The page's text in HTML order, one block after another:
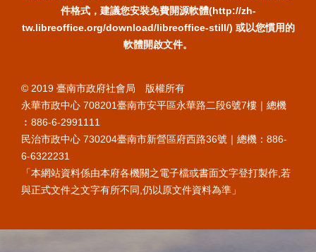
件格式，建議您安裝免費開源軟體(http://zh-
tw.libreoffice.org/download/libreoffice-still/) 或以您慣用的
軟體開啟文件。
© 2019 臺南市政府社會局 版權所有
永華市政中心 708201臺南市安平區永華路二段6號7樓｜總機
︰886-6-2991111
民治市政中心 730204臺南市新營區府西路36號｜總機：886-
6-6322231
「本網站資料係由本府各機關之電子檔或書面文字登打製作,若
與正式文件之文字有所不同,仍以原文件資料為準」